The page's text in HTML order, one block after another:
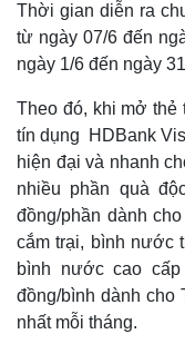
Thời gian diễn ra
từ ngày 07/6 đến
ngày 1/6 đến ngày
Theo đó, khi mở thẻ
tín dụng HDBank
hiện đại và nhanh
nhiều phần quà
đồng/phần dành
cắm trại, bình nước
bình nước cao
đồng/bình dành cho
nhất mỗi tháng.